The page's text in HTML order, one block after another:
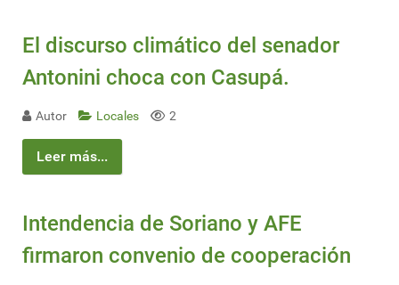
El discurso climático del senador
Antonini choca con Casupá.
Autor Locales 2
Leer más...
Intendencia de Soriano y AFE
firmaron convenio de cooperación